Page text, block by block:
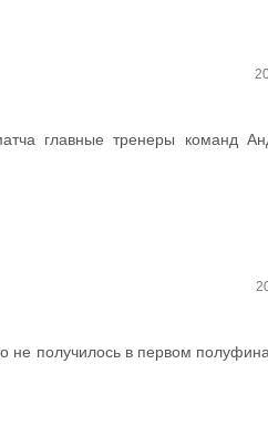
главные тренеры команд
не получилось в первом